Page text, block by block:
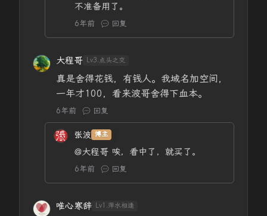
不准备用了。
6年前 回复
大程哥 Lv3.点头之交
真是舍得花钱，有钱人。我域名加空间，
一年才100，看来波哥舍得下血本。
6年前 回复
张波 博主
@大程哥 唉，看中了，就买了。
6年前 回复
唯心寒辞 Lv1.萍水相逢